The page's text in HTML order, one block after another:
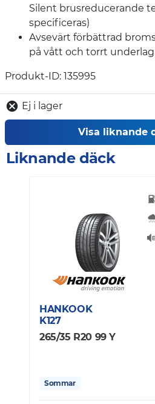
Silent brusreducerande
specificeras)
Avsevärt förbättrad
på vått och torrt underlag
Produkt-ID: 135995
Ej i lager
Visa liknande
Liknande däck
HANKOOK
K127
265/35 R20 99 Y
Sommar